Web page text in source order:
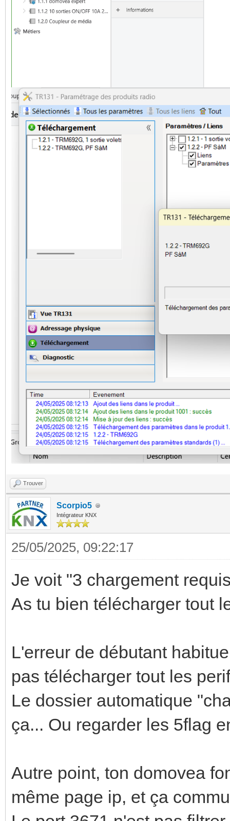
Trouver
Scorpio5
Intégrateur KNX
25/05/2025, 09:22:17
Je voit "3 chargement
As tu bien télécharger tout
L'erreur de débutant
pas télécharger tout les
Le dossier automatique
ça... Ou regarder les 5flag
Autre point, ton domovea
même page ip, et ça